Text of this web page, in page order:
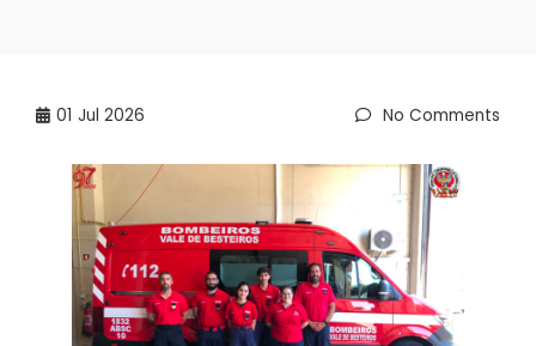
01 Jul 2026 No Comments